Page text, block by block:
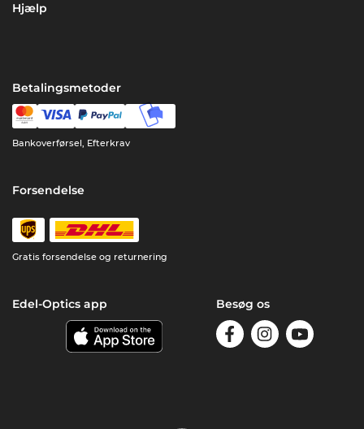
Hjælp
Betalingsmetoder
Bankoverførsel, Efterkrav
Forsendelse
Gratis forsendelse og returnering
Edel-Optics app Besøg os